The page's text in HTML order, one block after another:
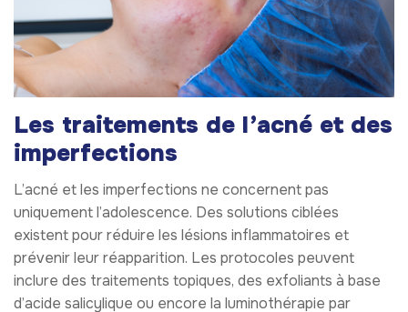
Les traitements de l’acné et des
imperfections
L’acné et les imperfections ne concernent pas
uniquement l’adolescence. Des solutions ciblées
existent pour réduire les lésions inflammatoires et
prévenir leur réapparition. Les protocoles peuvent
inclure des traitements topiques, des exfoliants à base
d’acide salicylique ou encore la luminothérapie par